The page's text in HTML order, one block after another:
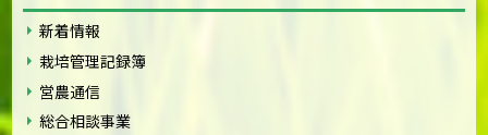
新着情報
栽培管理記録簿
営農通信
総合相談事業